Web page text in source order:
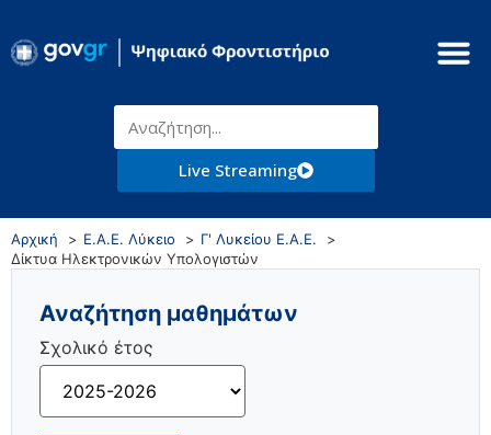
Live Streaming
Αρχική Ε.Α.Ε. Λύκειο
Γ' Λυκείου Ε.Α.Ε.
Δίκτυα Ηλεκτρονικών Υπολογιστών
Αναζήτηση μαθημάτων
Σχολικό έτος